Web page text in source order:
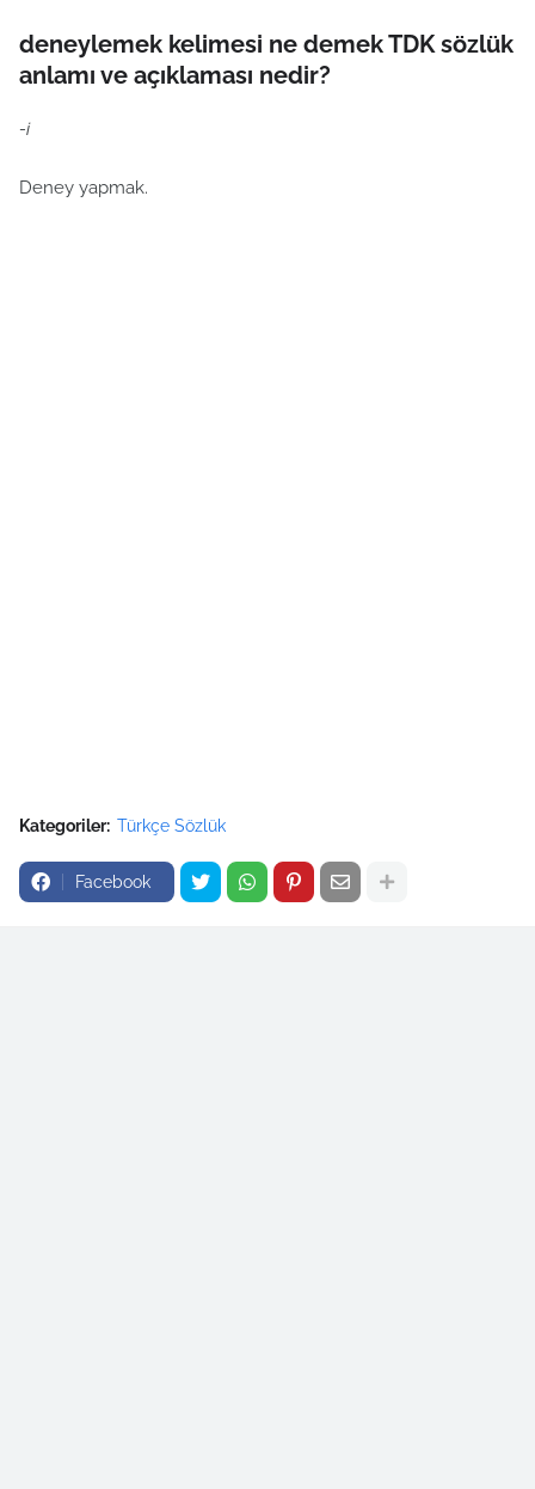
deneylemek kelimesi ne demek TDK sözlük
anlamı ve açıklaması nedir?
-i
Deney yapmak.
Kategoriler: Türkçe Sözlük
Facebook